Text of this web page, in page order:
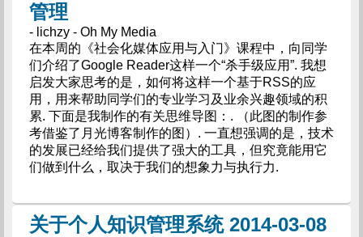
管理
- lichzy - Oh My Media
在本周的《社会化媒体应用与入门》课程中，向同学
们介绍了Google Reader这样一个“杀手级应用”. 我想
启发大家思考的是，如何将这样一个基于RSS的应
用，用来帮助同学们的专业学习及业余兴趣领域的积
累. 下面是我制作的有关思维导图：. （此图的制作参
考借鉴了月光博客制作的图）. 一直想强调的是，技术
的发展已经给我们提供了强大的工具，但究竟能用它
们做到什么，取决于我们的想象力与执行力.
关于个人知识管理系统 2014-03-08